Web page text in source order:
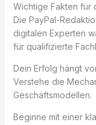
Wichtige Fakten für
Die PayPal-
digitalen Experten
für qualifizierte
Dein Erfolg hängt
Verstehe die
Geschäftsmodellen.
Beginne mit einer